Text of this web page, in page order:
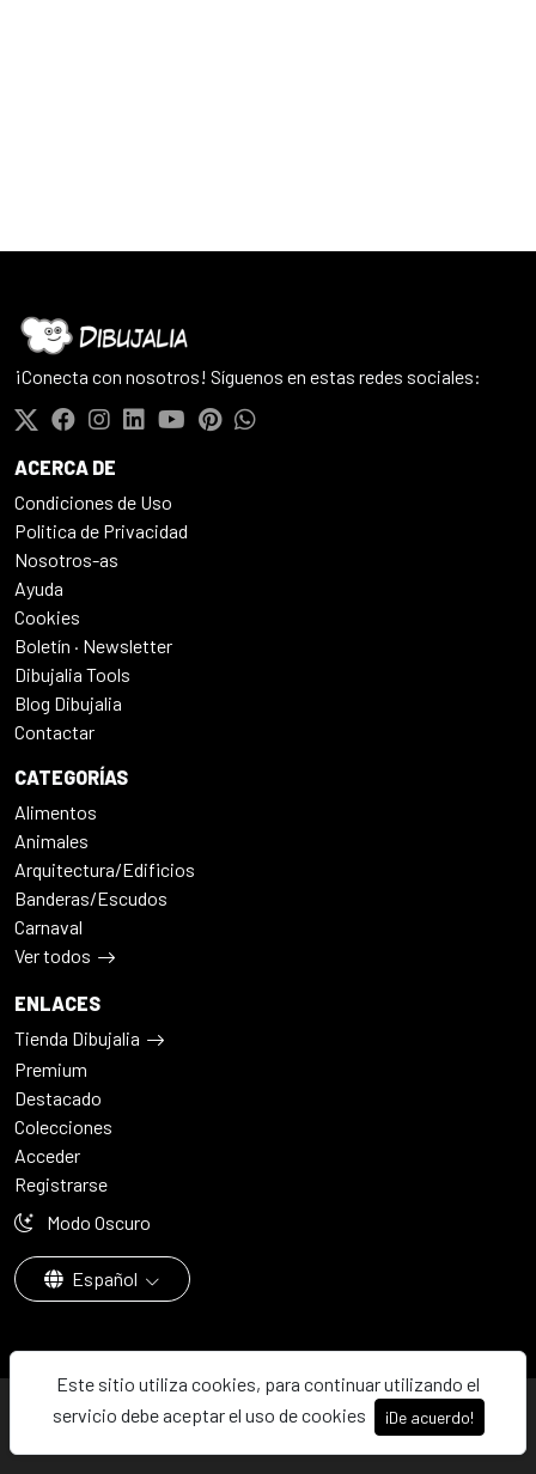
Este sitio utiliza cookies, para continuar utilizando el
servicio debe aceptar el uso de cookies
¡De acuerdo!
¡Conecta con nosotros! Síguenos en estas redes sociales:
ACERCA DE
Condiciones de Uso
Politica de Privacidad
Nosotros-as
Ayuda
Cookies
Boletín · Newsletter
Dibujalia Tools
Blog Dibujalia
Contactar
CATEGORÍAS
Alimentos
Animales
Arquitectura/Edificios
Banderas/Escudos
Carnaval
Ver todos
ENLACES
Tienda Dibujalia
Premium
Destacado
Colecciones
Acceder
Registrarse
Modo Oscuro
Español
© 2026 - Dibujalia ha sido ⚙️ con ♥️ en ABC · Castilla-La Mancha ·